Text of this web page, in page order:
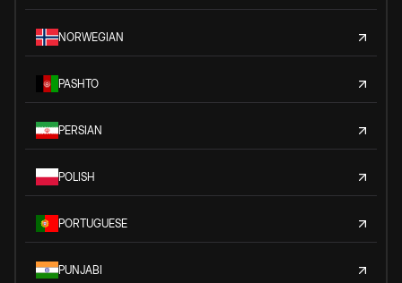
NORWEGIAN
PASHTO
PERSIAN
POLISH
PORTUGUESE
PUNJABI